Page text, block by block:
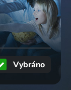
Vybráno